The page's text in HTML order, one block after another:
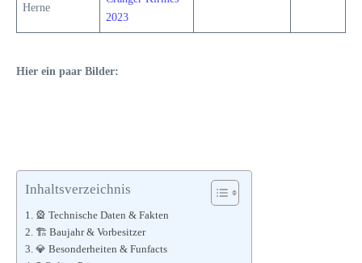
Herne
2023
Hier ein paar Bilder:
Inhaltsverzeichnis
🎡 Technische Daten & Fakten
🏗️ Baujahr & Vorbesitzer
💎 Besonderheiten & Funfacts